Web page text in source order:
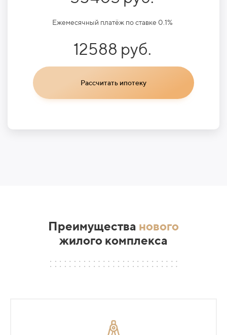
Ежемесячный платёж по ставке 0.1%
12588 руб.
Рассчитать ипотеку
Преимущества нового
жилого комплекса